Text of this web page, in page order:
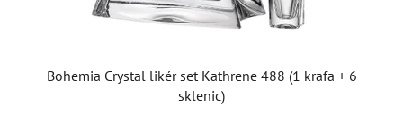
Bohemia Crystal likér set Kathrene 488 (1 krafa + 6
sklenic)